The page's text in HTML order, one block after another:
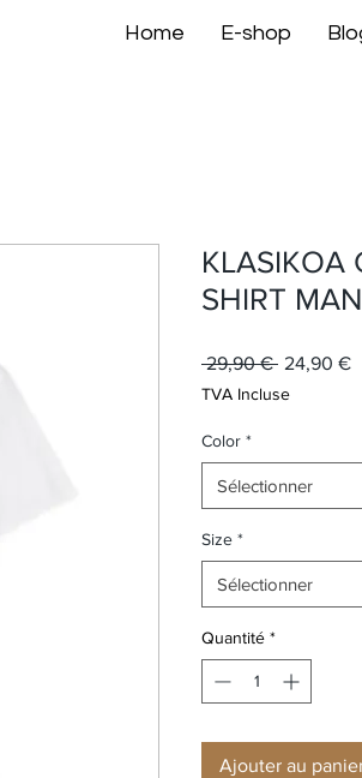
Home E-shop
KLASIKOA
SHIRT
29,90 € Prix
24,90 €
TVA Incluse
Color *
Sélectionner
Size *
Sélectionner
Quantité *
Ajouter au